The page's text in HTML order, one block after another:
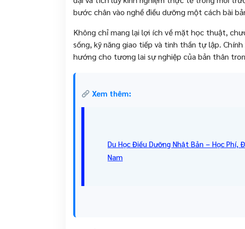
bước chân vào nghề điều dưỡng một cách bài
Không chỉ mang lại lợi ích về mặt học thuật,
sống, kỹ năng giao tiếp và tinh thần tự lập.
hướng cho tương lai sự nghiệp của bản thân
Xem thêm:
Du Học Điều Dưỡng Nhật Bản – Học Phí,
Nam